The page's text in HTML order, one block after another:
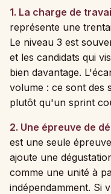
1. La charge de
représente une
Le niveau 3 est
et les candidats qui
bien davantage.
volume : ce sont des
plutôt qu'un sprint
2. Une épreuve de
est une seule
ajoute une
comme une unité à
indépendamment. Si